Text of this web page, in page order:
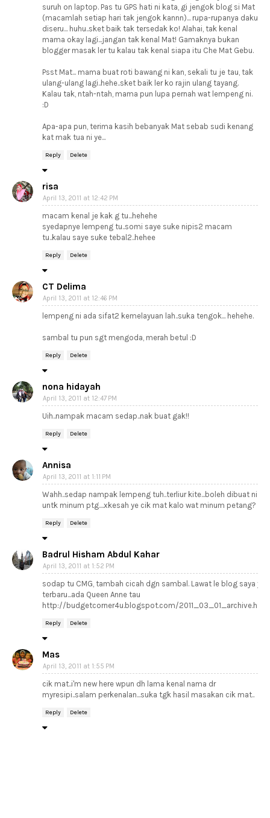
suruh on laptop. Pas tu GPS hati ni kata, gi jengok blog si Mat
(macamlah setiap hari tak jengok kannn)... rupa-rupanya daku
diseru... huhu..sket baik tak tersedak ko! Alahai, tak kenal
mama okay lagi...jangan tak kenal Mat! Gamaknya bukan
blogger masak ler tu kalau tak kenal siapa itu Che Mat Gebu.
Psst Mat... mama buat roti bawang ni kan, sekali tu je tau, tak
ulang-ulang lagi..hehe..sket baik ler ko rajin ulang tayang.
Kalau tak, ntah-ntah, mama pun lupa pernah wat lempeng ni.
:D
Apa-apa pun, terima kasih bebanyak Mat sebab sudi kenang
kat mak tua ni ye...
Reply Delete
risa
April 13, 2011 at 12:42 PM
macam kenal je kak g tu...hehehe
syedapnye lempeng tu..somi saye suke nipis2 macam
tu..kalau saye suke tebal2..hehee
Reply Delete
CT Delima
April 13, 2011 at 12:46 PM
lempeng ni ada sifat2 kemelayuan lah..suka tengok... hehehe.
sambal tu pun sgt mengoda, merah betul :D
Reply Delete
nona hidayah
April 13, 2011 at 12:47 PM
Uih..nampak macam sedap..nak buat gak!!
Reply Delete
Annisa
April 13, 2011 at 1:11 PM
Wahh..sedap nampak lempeng tuh..terliur kite...boleh dibuat ni
untk minum ptg....xkesah ye cik mat kalo wat minum petang?
Reply Delete
Badrul Hisham Abdul Kahar
April 13, 2011 at 1:52 PM
sodap tu CMG, tambah cicah dgn sambal. Lawat le blog saya yg
terbaru...ada Queen Anne tau
http://budgetcorner4u.blogspot.com/2011_03_01_archive.html
Reply Delete
Mas
April 13, 2011 at 1:55 PM
cik mat..i'm new here wpun dh lama kenal nama dr
myresipi..salam perkenalan...suka tgk hasil masakan cik mat..
Reply Delete